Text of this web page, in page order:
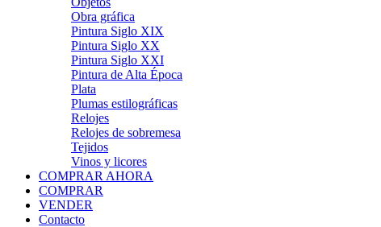
Obra gráfica
Pintura Siglo XIX
Pintura Siglo XX
Pintura Siglo XXI
Pintura de Alta Época
Plata
Plumas estilográficas
Relojes
Relojes de sobremesa
Tejidos
Vinos y licores
COMPRAR AHORA
COMPRAR
VENDER
Contacto